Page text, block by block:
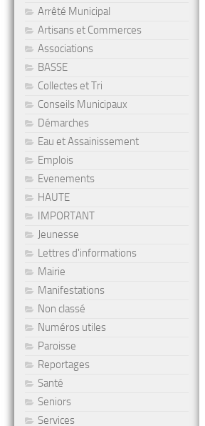
Arrêté Municipal
Artisans et Commerces
Associations
BASSE
Collectes et Tri
Conseils Municipaux
Démarches
Eau et Assainissement
Emplois
Evenements
HAUTE
IMPORTANT
Jeunesse
Lettres d'informations
Mairie
Manifestations
Non classé
Numéros utiles
Paroisse
Reportages
Santé
Seniors
Services